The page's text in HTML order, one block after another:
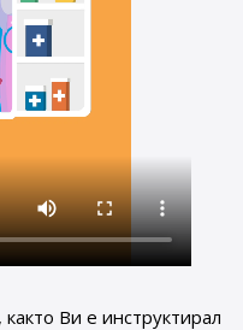
Ви е инструктирал